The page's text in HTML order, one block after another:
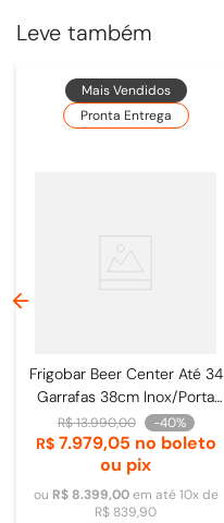
Leve também
Mais Vendidos
Pronta Entrega
Frigobar Beer Center Até 34
Garrafas 38cm Inox/Porta
de Vidro - 4093840009
R$13.990,00 -40%
R$ 7.979,05 no boleto
ou pix
ou R$ 8.399,00em até10x de
R$ 839,90